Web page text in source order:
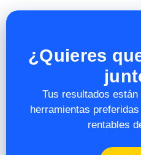
¿Quieres
Tus resultados
herramientas
rentables